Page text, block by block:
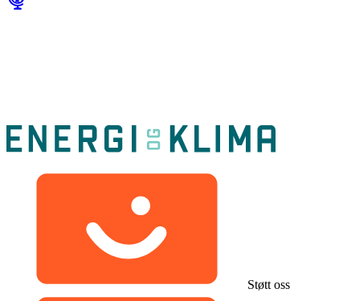
Støtt oss